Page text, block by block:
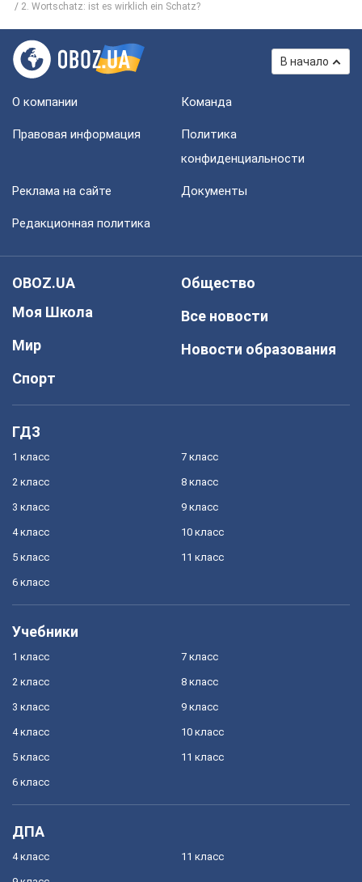
2. Wortschatz: ist es wirklich ein Schatz?
В начало
О компании Команда
Правовая информация
Политика
конфиденциальности
Реклама на сайте Документы
Редакционная политика
OBOZ.UA
Моя Школа
Мир
Спорт
Общество
Все новости
Новости образования
ГДЗ
1 класс
2 класс
3 класс
4 класс
5 класс
6 класс
7 класс
8 класс
9 класс
10 класс
11 класс
Учебники
1 класс
2 класс
3 класс
4 класс
5 класс
6 класс
7 класс
8 класс
9 класс
10 класс
11 класс
ДПА
4 класс 11 класс